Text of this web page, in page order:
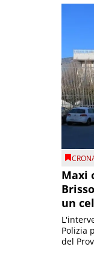
Maxi
un
Polizia
del